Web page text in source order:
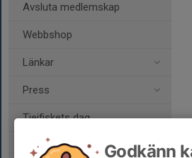
Avsluta medlemskap
Webbshop
Länkar
Press
Tjejfiskets dag
Godkänn